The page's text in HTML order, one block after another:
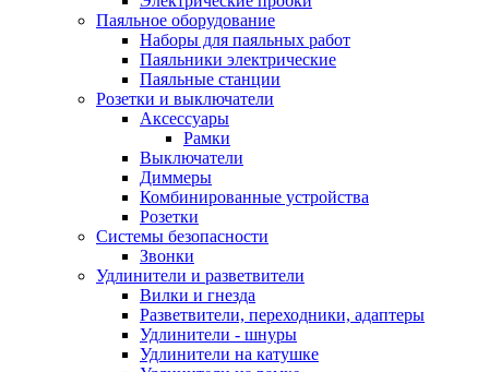
Паяльное оборудование
Наборы для паяльных работ
Паяльники электрические
Паяльные станции
Розетки и выключатели
Аксессуары
Рамки
Выключатели
Диммеры
Комбинированные устройства
Розетки
Системы безопасности
Звонки
Удлинители и разветвители
Вилки и гнезда
Разветвители, переходники, адаптеры
Удлинители - шнуры
Удлинители на катушке